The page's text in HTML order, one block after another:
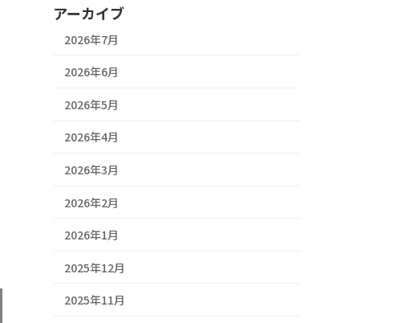
アーカイブ
2026年7月
2026年6月
2026年5月
2026年4月
2026年3月
2026年2月
2026年1月
2025年12月
2025年11月